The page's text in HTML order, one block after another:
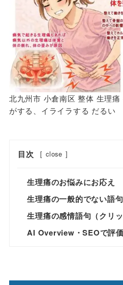
北九州市 小倉南区 整体 生理
がする、イライラする だるい
目次 [ close ]
生理痛のお悩みにお応え
生理痛の一般的でない語
生理痛の感情語句（クリ
AI Overview・SEOで評